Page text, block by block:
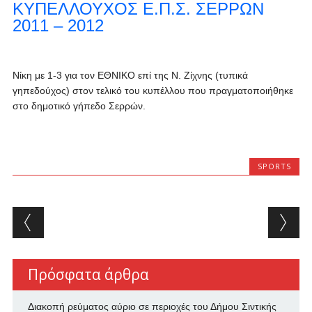
ΚΥΠΕΛΛΟΥΧΟΣ Ε.Π.Σ. ΣΕΡΡΩΝ
2011 – 2012
Νίκη με 1-3 για τον ΕΘΝΙΚΟ επί της Ν. Ζίχνης (τυπικά
γηπεδούχος) στον τελικό του κυπέλλου που πραγματοποιήθηκε
στο δημοτικό γήπεδο Σερρών.
SPORTS
Post navigation
Πρόσφατα άρθρα
Διακοπή ρεύματος αύριο σε περιοχές του Δήμου Σιντικής